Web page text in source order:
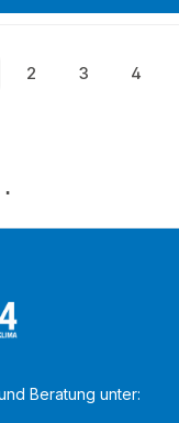
Seite
2
Seite
3
Seite
4
Beratung unter: